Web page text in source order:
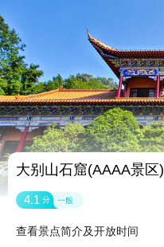
大别山石窟(AAAA景区)
4.1 分 一般
查看景点简介及开放时间